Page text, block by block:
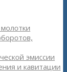
эмиссии
и кавитации